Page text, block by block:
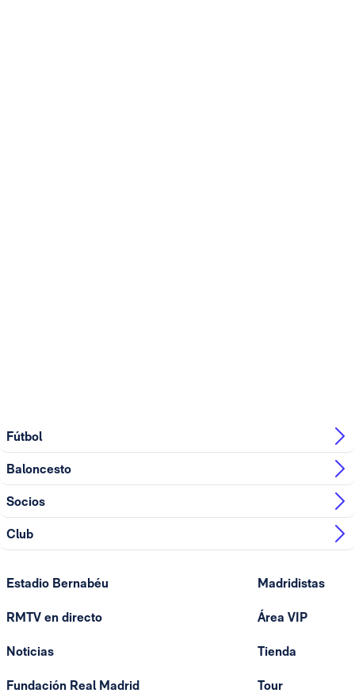
Fútbol
Baloncesto
Socios
Club
Estadio Bernabéu
RMTV en directo
Noticias
Fundación Real Madrid
Madridistas
Área VIP
Tienda
Tour